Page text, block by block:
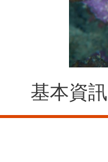
基本資訊